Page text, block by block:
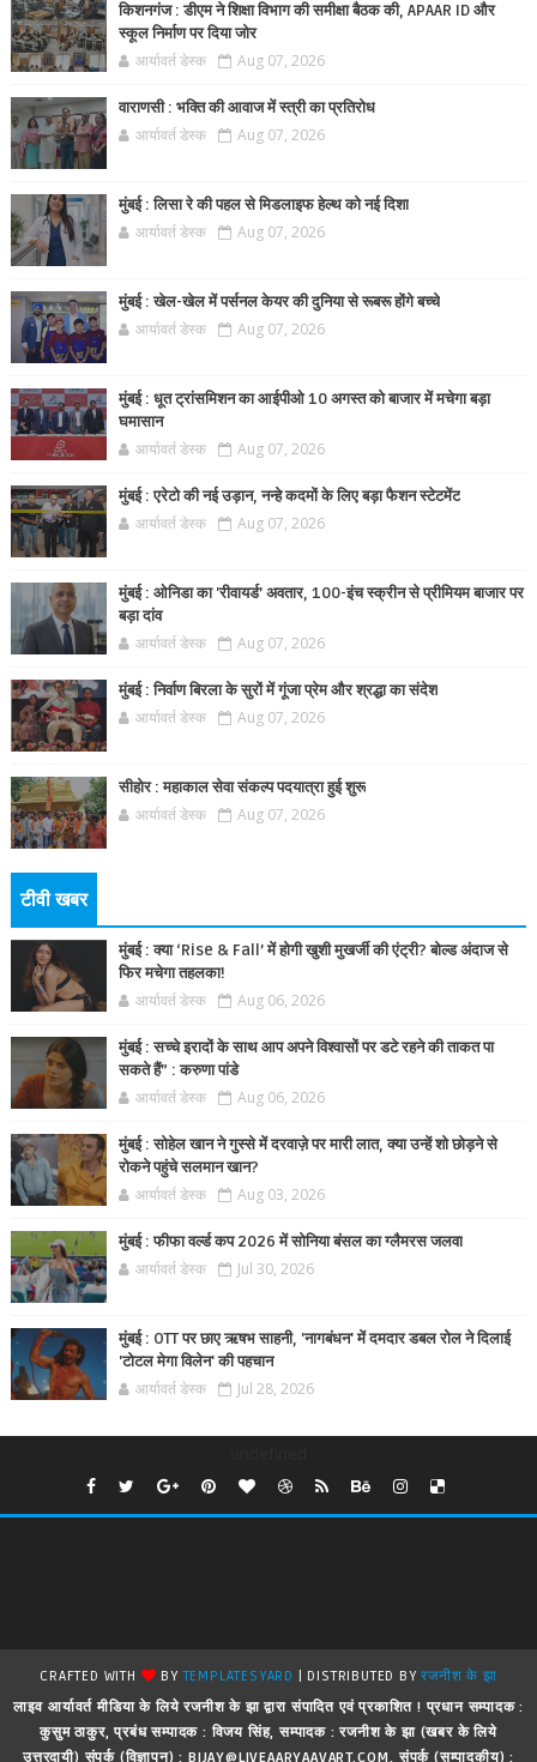
किशनगंज : डीएम ने शिक्षा विभाग की समीक्षा बैठक की, APAAR ID और
स्कूल निर्माण पर दिया जोर
आर्यावर्त डेस्क Aug 07, 2026
वाराणसी : भक्ति की आवाज में स्त्री का प्रतिरोध
आर्यावर्त डेस्क Aug 07, 2026
मुंबई : लिसा रे की पहल से मिडलाइफ हेल्थ को नई दिशा
आर्यावर्त डेस्क Aug 07, 2026
मुंबई : खेल-खेल में पर्सनल केयर की दुनिया से रूबरू होंगे बच्चे
आर्यावर्त डेस्क Aug 07, 2026
मुंबई : धूत ट्रांसमिशन का आईपीओ 10 अगस्त को बाजार में मचेगा बड़ा
घमासान
आर्यावर्त डेस्क Aug 07, 2026
मुंबई : एरेटो की नई उड़ान, नन्हे कदमों के लिए बड़ा फैशन स्टेटमेंट
आर्यावर्त डेस्क Aug 07, 2026
मुंबई : ओनिडा का 'रीवायर्ड’ अवतार, 100-इंच स्क्रीन से प्रीमियम बाजार पर
बड़ा दांव
आर्यावर्त डेस्क Aug 07, 2026
मुंबई : निर्वाण बिरला के सुरों में गूंजा प्रेम और श्रद्धा का संदेश
आर्यावर्त डेस्क Aug 07, 2026
सीहोर : महाकाल सेवा संकल्प पदयात्रा हुई शुरू
आर्यावर्त डेस्क Aug 07, 2026
टीवी खबर
मुंबई : क्या ‘Rise & Fall’ में होगी खुशी मुखर्जी की एंट्री? बोल्ड अंदाज से
फिर मचेगा तहलका!
आर्यावर्त डेस्क Aug 06, 2026
मुंबई : सच्चे इरादों के साथ आप अपने विश्वासों पर डटे रहने की ताकत पा
सकते हैं” : करुणा पांडे
आर्यावर्त डेस्क Aug 06, 2026
मुंबई : सोहेल खान ने गुस्से में दरवाज़े पर मारी लात, क्या उन्हें शो छोड़ने से
रोकने पहुंचे सलमान खान?
आर्यावर्त डेस्क Aug 03, 2026
मुंबई : फीफा वर्ल्ड कप 2026 में सोनिया बंसल का ग्लैमरस जलवा
आर्यावर्त डेस्क Jul 30, 2026
मुंबई : OTT पर छाए ऋषभ साहनी, 'नागबंधन' में दमदार डबल रोल ने दिलाई
'टोटल मेगा विलेन' की पहचान
आर्यावर्त डेस्क Jul 28, 2026
CRAFTED WITH BYTEMPLATESYARD | DISTRIBUTED BYरजनीश के झा
लाइव आर्यावर्त मीडिया के लिये रजनीश के झा द्वारा संपादित एवं प्रकाशित ! प्रधान सम्पादक :
कुसुम ठाकुर, प्रबंध सम्पादक : विजय सिंह, सम्पादक : रजनीश के झा (खबर के लिये
उत्तरदायी) संपर्क (विज्ञापन) : BIJAY@LIVEAARYAAVART.COM, संपर्क (सम्पादकीय) :